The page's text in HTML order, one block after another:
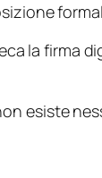
la firma
esiste